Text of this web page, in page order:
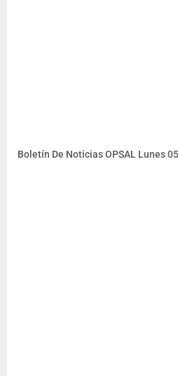
Boletín De Noticias OPSAL Lunes